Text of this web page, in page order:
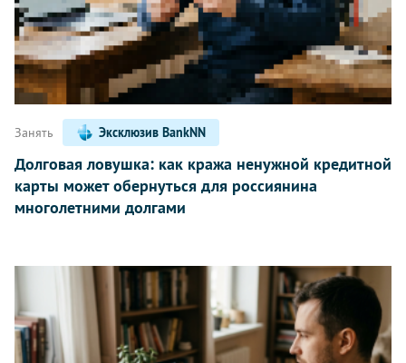
Занять Эксклюзив BankNN
Долговая ловушка: как кража ненужной кредитной
карты может обернуться для россиянина
многолетними долгами